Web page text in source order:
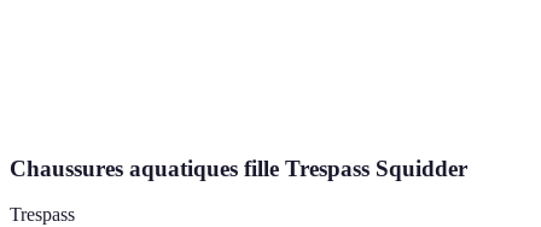
Chaussures aquatiques fille Trespass Squidder
Trespass